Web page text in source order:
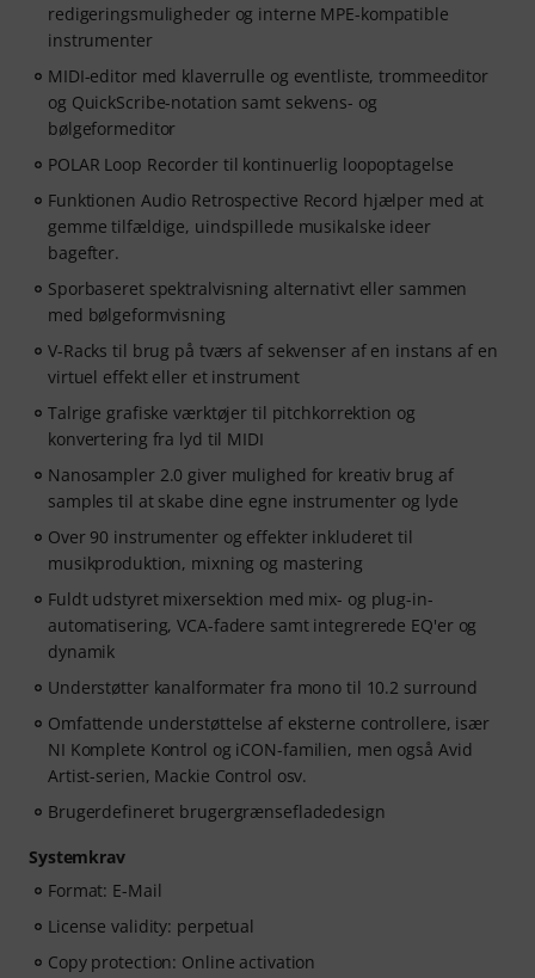
redigeringsmuligheder og interne MPE-kompatible
instrumenter
MIDI-editor med klaverrulle og eventliste, trommeeditor
og QuickScribe-notation samt sekvens- og
bølgeformeditor
POLAR Loop Recorder til kontinuerlig loopoptagelse
Funktionen Audio Retrospective Record hjælper med at
gemme tilfældige, uindspillede musikalske ideer
bagefter.
Sporbaseret spektralvisning alternativt eller sammen
med bølgeformvisning
V-Racks til brug på tværs af sekvenser af en instans af en
virtuel effekt eller et instrument
Talrige grafiske værktøjer til pitchkorrektion og
konvertering fra lyd til MIDI
Nanosampler 2.0 giver mulighed for kreativ brug af
samples til at skabe dine egne instrumenter og lyde
Over 90 instrumenter og effekter inkluderet til
musikproduktion, mixning og mastering
Fuldt udstyret mixersektion med mix- og plug-in-
automatisering, VCA-fadere samt integrerede EQ'er og
dynamik
Understøtter kanalformater fra mono til 10.2 surround
Omfattende understøttelse af eksterne controllere, især
NI Komplete Kontrol og iCON-familien, men også Avid
Artist-serien, Mackie Control osv.
Brugerdefineret brugergrænsefladedesign
Systemkrav
Format: E-Mail
License validity: perpetual
Copy protection: Online activation